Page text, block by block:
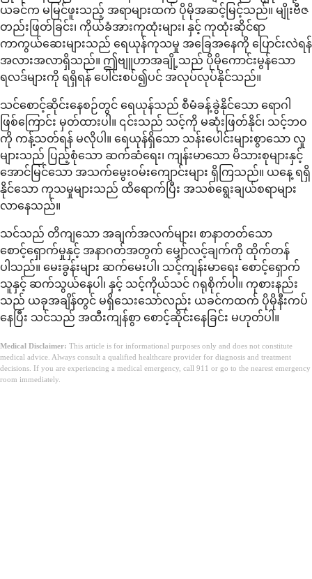
ယခင်က မမြင်ဖူးသည့် အရာများထက် ပိုမိုအဆင့်မြင့်သည်။ မျိုးဗီဇ
တည်းဖြတ်ခြင်း၊ ကိုယ်ခံအားကုထုံးများ၊ နှင့် ကုထုံးဆိုင်ရာ
ကာကွယ်ဆေးများသည် ရေယုန်ကုသမှု အခြေအနေကို ပြောင်းလဲရန်
အလားအလာရှိသည်။ ဤဗျူဟာအချို့သည် ပိုမိုကောင်းမွန်သော
ရလဒ်များကို ရရှိရန် ပေါင်းစပ်၍ပင် အလုပ်လုပ်နိုင်သည်။
သင်စောင့်ဆိုင်းနေစဉ်တွင် ရေယုန်သည် စီမံခန့်ခွဲနိုင်သော ရောဂါ
ဖြစ်ကြောင်း မှတ်ထားပါ။ ၎င်းသည် သင့်ကို မဆုံးဖြတ်နိုင်၊ သင့်ဘဝ
ကို ကန့်သတ်ရန် မလိုပါ။ ရေယုန်ရှိသော သန်းပေါင်းများစွာသော လူ
များသည် ပြည့်စုံသော ဆက်ဆံရေး၊ ကျန်းမာသော မိသားစုများနှင့်
အောင်မြင်သော အသက်မွေးဝမ်းကျောင်းများ ရှိကြသည်။ ယနေ့ ရရှိ
နိုင်သော ကုသမှုများသည် ထိရောက်ပြီး အသစ်ရွေးချယ်စရာများ
လာနေသည်။
သင်သည် တိကျသော အချက်အလက်များ၊ စာနာတတ်သော
စောင့်ရှောက်မှုနှင့် အနာဂတ်အတွက် မျှော်လင့်ချက်ကို ထိုက်တန်
ပါသည်။ မေးခွန်းများ ဆက်မေးပါ၊ သင့်ကျန်းမာရေး စောင့်ရှောက်
သူနှင့် ဆက်သွယ်နေပါ၊ နှင့် သင့်ကိုယ်သင် ဂရုစိုက်ပါ။ ကုစားနည်း
သည် ယခုအချိန်တွင် မရှိသေးသော်လည်း ယခင်ကထက် ပိုမိုနီးကပ်
နေပြီး သင်သည် အထီးကျန်စွာ စောင့်ဆိုင်းနေခြင်း မဟုတ်ပါ။
Medical Disclaimer: This article is for informational purposes only and does not constitute
medical advice. Always consult a qualified healthcare provider for diagnosis and treatment
decisions. If you are experiencing a medical emergency, call 911 or go to the nearest emergency
room immediately.